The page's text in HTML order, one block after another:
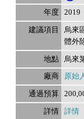
2019
烏來
體外
烏來
原始
詳情